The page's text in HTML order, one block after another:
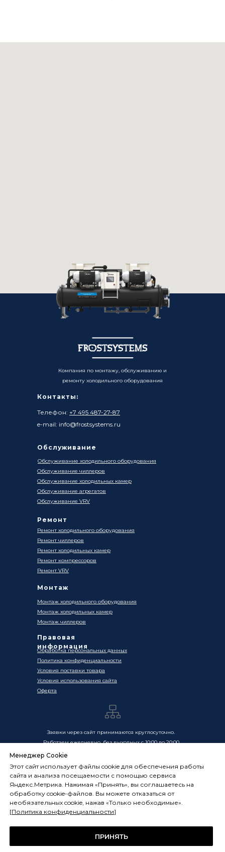
Контакты:
Телефон: +7 495 487-27-87
e-mail: info@frostsystems.ru
Ремонт
Цены, указанные на сайте, носят информационный
характер и не являются публичной офертой в смысле
ст. 437 ГК РФ. Окончательная стоимость товаров и услуг
определяется индивидуально и фиксируется в
Спецификации. Условия оказания услуг определяются
публичной офертой, размещённой по адресу:
Заявки через сайт принимаются круглосуточно.
Работаем ежедневно, без выходных с 10:00 до 20:00
Обработка персональных данных
Политика конфиденциальности
Условия поставки товара
Оферта
Условия использования сайта
Компания по монтажу, обслуживанию и
ремонту холодильного оборудования
Ремонт холодильного оборудования
Ремонт чиллеров
Ремонт холодильных камер
Ремонт компрессоров
Ремонт VRV
Монтаж
Правовая
информация
Монтаж холодильного оборудования
Монтаж чиллеров
Монтаж холодильных камер
Обслуживание
Обслуживание холодильного оборудования
Обслуживание чиллеров
Обслуживание холодильных камер
Обслуживание агрегатов
Обслуживание VRV
Менеджер Cookie
Этот сайт использует файлы cookie для обеспечения работы
сайта и анализа посещаемости с помощью сервиса
Яндекс.Метрика. Нажимая «Принять», вы соглашаетесь на
обработку cookie-файлов. Вы можете отказаться от
необязательных cookie, нажав «Только необходимые».
[Политика конфиденциальности]
ПРИНЯТЬ